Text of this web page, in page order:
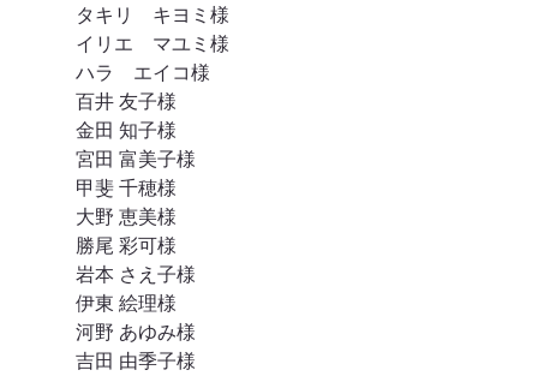
タキリ　キヨミ様
イリエ　マユミ様
ハラ　エイコ様
百井 友子様
金田 知子様
宮田 富美子様
甲斐 千穂様
大野 恵美様
勝尾 彩可様
岩本 さえ子様
伊東 絵理様
河野 あゆみ様
吉田 由季子様